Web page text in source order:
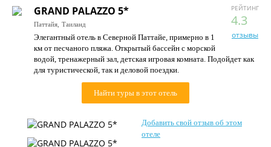
Цены дня
Страны
Как купить
Контакты
РЕЙТИНГ
4.3
отзывы
GRAND PALAZZO 5*
Паттайя, Таиланд
Элегантный отель в Северной Паттайе, примерно в 1
км от песчаного пляжа. Открытый бассейн с морской
водой, тренажерный зал, детская игровая комната. Подойдет как
для туристической, так и деловой поездки.
Найти туры в этот отель
Добавить свой отзыв об этом
отеле